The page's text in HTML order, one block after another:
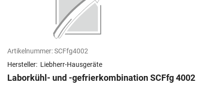
Artikelnummer:SCFfg4002
Hersteller: Liebherr-Hausgeräte
Laborkühl- und -gefrierkombination SCFfg 4002